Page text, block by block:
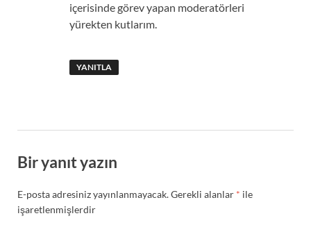
içerisinde görev yapan moderatörleri
yürekten kutlarım.
YANITLA
Bir yanıt yazın
E-posta adresiniz yayınlanmayacak.Gerekli alanlar * ile
işaretlenmişlerdir